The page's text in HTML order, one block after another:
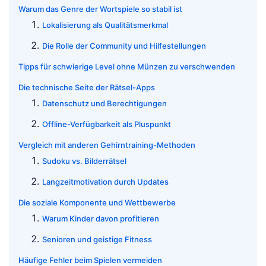
Warum das Genre der Wortspiele so stabil ist
Lokalisierung als Qualitätsmerkmal
Die Rolle der Community und Hilfestellungen
Tipps für schwierige Level ohne Münzen zu verschwenden
Die technische Seite der Rätsel-Apps
Datenschutz und Berechtigungen
Offline-Verfügbarkeit als Pluspunkt
Vergleich mit anderen Gehirntraining-Methoden
Sudoku vs. Bilderrätsel
Langzeitmotivation durch Updates
Die soziale Komponente und Wettbewerbe
Warum Kinder davon profitieren
Senioren und geistige Fitness
Häufige Fehler beim Spielen vermeiden